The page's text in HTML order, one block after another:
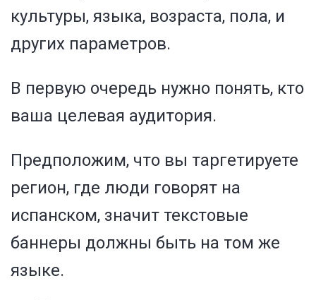
культуры, языка, возраста, пола, и
других параметров.
В первую очередь нужно понять, кто
ваша целевая аудитория.
Предположим, что вы таргетируете
регион, где люди говорят на
испанском, значит текстовые
баннеры должны быть на том же
языке.